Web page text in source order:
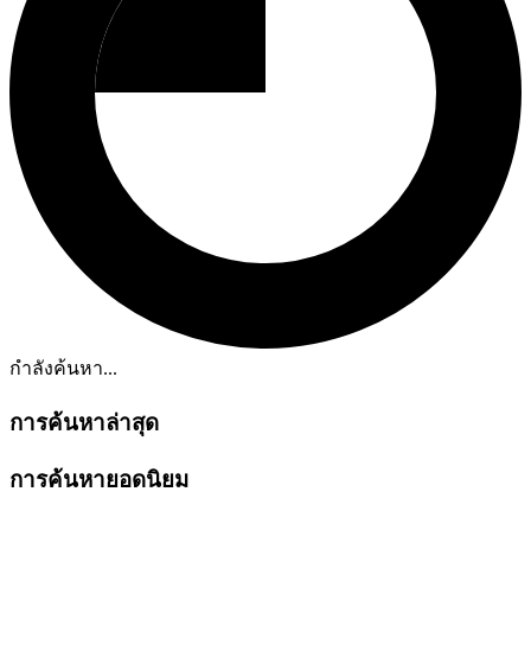
กำลังค้นหา...
การค้นหาล่าสุด
การค้นหายอดนิยม